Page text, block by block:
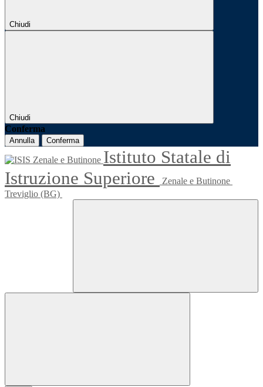
Chiudi
Chiudi
Conferma
Annulla Conferma
Istituto Statale di
Istruzione Superiore
Zenale e Butinone
Treviglio (BG)